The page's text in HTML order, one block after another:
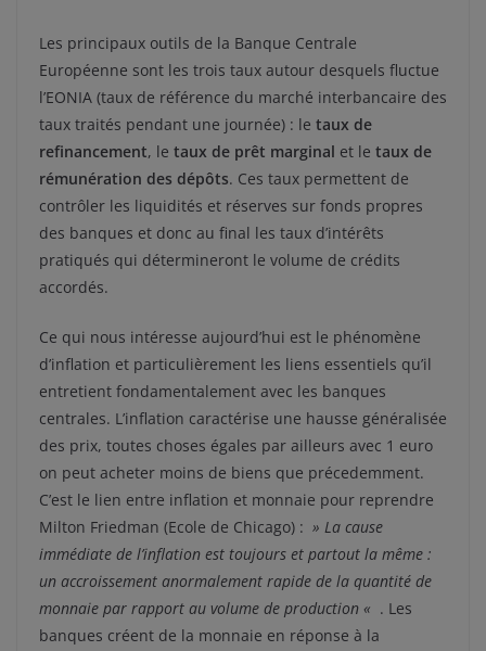
Les principaux outils de la Banque Centrale
Européenne sont les trois taux autour desquels fluctue
l’EONIA (taux de référence du marché interbancaire des
taux traités pendant une journée) : le taux de
refinancement, le taux de prêt marginal et le taux de
rémunération des dépôts. Ces taux permettent de
contrôler les liquidités et réserves sur fonds propres
des banques et donc au final les taux d’intérêts
pratiqués qui détermineront le volume de crédits
accordés.
Ce qui nous intéresse aujourd’hui est le phénomène
d’inflation et particulièrement les liens essentiels qu’il
entretient fondamentalement avec les banques
centrales. L’inflation caractérise une hausse généralisée
des prix, toutes choses égales par ailleurs avec 1 euro
on peut acheter moins de biens que précedemment.
C’est le lien entre inflation et monnaie pour reprendre
Milton Friedman (Ecole de Chicago) : » La cause
immédiate de l’inflation est toujours et partout la même :
un accroissement anormalement rapide de la quantité de
monnaie par rapport au volume de production « . Les
banques créent de la monnaie en réponse à la